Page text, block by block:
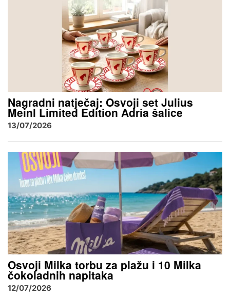
Nagradni natječaj: Osvoji set Julius
Meinl Limited Edition Adria šalice
13/07/2026
Osvoji Milka torbu za plažu i 10 Milka
čokoladnih napitaka
12/07/2026